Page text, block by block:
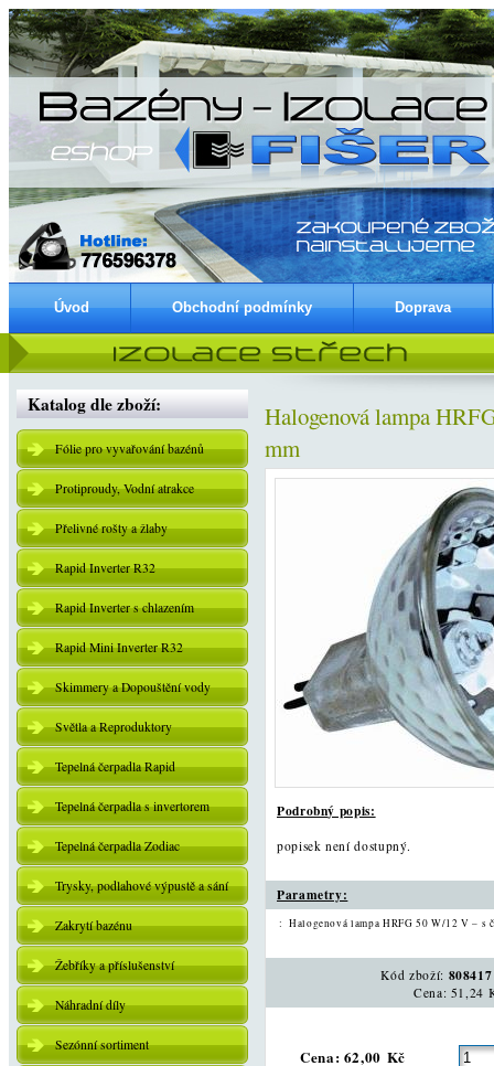
Úvod Obchodní podmínky Doprava
Katalog dle zboží:
Fólie pro vyvařování bazénů
Protiproudy, Vodní atrakce
Přelivné rošty a žlaby
Rapid Inverter R32
Rapid Inverter s chlazením
Rapid Mini Inverter R32
Skimmery a Dopouštění vody
Světla a Reproduktory
Tepelná čerpadla Rapid
Tepelná čerpadla s invertorem
Tepelná čerpadla Zodiac
Trysky, podlahové výpustě a sání
Zakrytí bazénu
Žebříky a příslušenství
Náhradní díly
Sezónní sortiment
Halogenová lampa
mm
Podrobný popis:
popisek není dostupný.
Parametry:
: Halogenová lampa HRFG 50 W/12 V – s
Kód zboží: 808417
Cena: 51,24
Cena: 62,00 Kč